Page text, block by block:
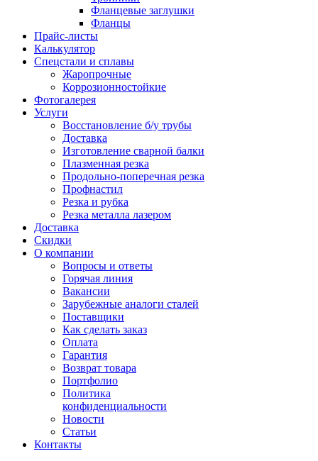
Фланцевые заглушки
Фланцы
Прайс-листы
Калькулятор
Спецстали и сплавы
Жаропрочные
Коррозионностойкие
Фотогалерея
Услуги
Восстановление б/у трубы
Доставка
Изготовление сварной балки
Плазменная резка
Продольно-поперечная резка
Профнастил
Резка и рубка
Резка металла лазером
Доставка
Скидки
О компании
Вопросы и ответы
Горячая линия
Вакансии
Зарубежные аналоги сталей
Поставщики
Как сделать заказ
Оплата
Гарантия
Возврат товара
Портфолио
Политика
конфиденциальности
Новости
Статьи
Контакты